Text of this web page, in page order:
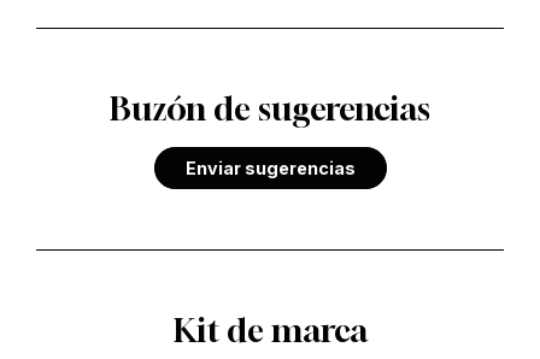
Buzón de sugerencias
Enviar sugerencias
Kit de marca